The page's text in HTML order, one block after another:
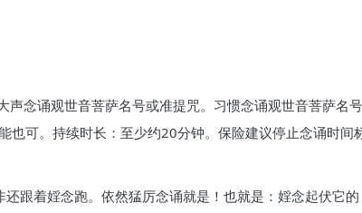
念诵观世音菩萨名号或准提咒。习惯念诵观世音菩萨名
也可。持续时长：至少约20分钟。保险建议停止念诵时
跟着婬念跑。依然猛厉念诵就是！也就是：婬念起伏它